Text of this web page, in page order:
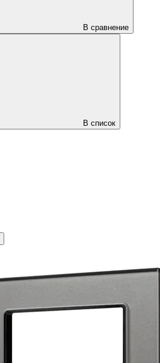
В сравнение
В список